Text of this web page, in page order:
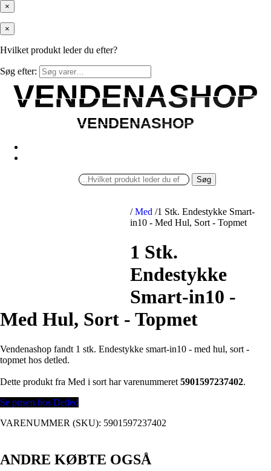
×
×
Hvilket produkt leder du efter?
Søg efter:
VENDENASHOP
VENDENASHOP
VENDENASHOP
VENDENASHOP
Søg
/ Med /1 Stk. Endestykke Smart-
in10 - Med Hul, Sort - Topmet
1 Stk.
Endestykke
Smart-in10 -
Med Hul, Sort - Topmet
Vendenashop fandt 1 stk. Endestykke smart-in10 - med hul, sort -
topmet hos detled.
Dette produkt fra Med i sort har varenummeret 5901597237402.
Se prisen hos Detled
VARENUMMER (SKU): 5901597237402
ANDRE KØBTE OGSÅ